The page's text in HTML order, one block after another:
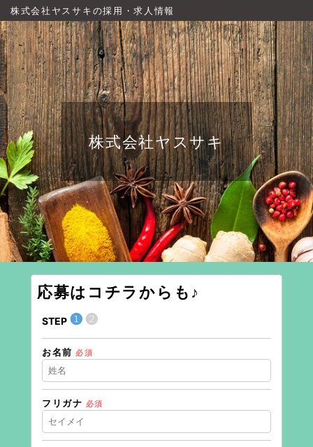
株式会社ヤスサキの採用・求人情報
株式会社ヤスサキ
応募はコチラからも♪
STEP ❶❷
お名前 必須
フリガナ 必須